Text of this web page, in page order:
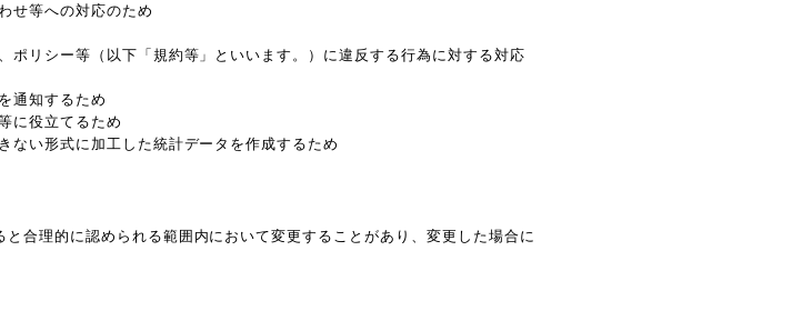
せ等への対応のため
ポリシー等（以下「規約等」といいます。）に違反する行為に対する対応
通知するため
に役立てるため
ない形式に加工した統計データを作成するため
合理的に認められる範囲内において変更することがあり、変更した場合に